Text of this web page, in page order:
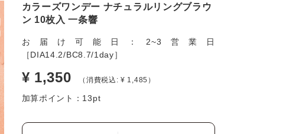
カラーズワンデー ナチュラルリングブラウ
ン 10枚入 一条響
お届け可能日：2~3営業日
［DIA14.2/BC8.7/1day］
¥ 1,350 （消費税込: ¥ 1,485）
加算ポイント： 13pt